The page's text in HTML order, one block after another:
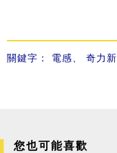
關鍵字： 電感、 奇力新
您也可能喜歡